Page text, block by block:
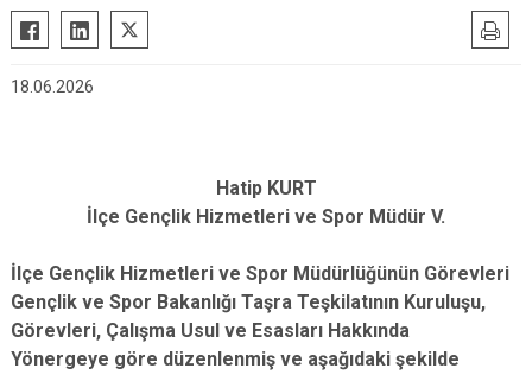
Başkale
Çatak
18.06.2026
Hatip KURT
İlçe Gençlik Hizmetleri ve Spor Müdür V.
İlçe Gençlik Hizmetleri ve Spor Müdürlüğünün Görevleri
Gençlik ve Spor Bakanlığı Taşra Teşkilatının Kuruluşu,
Görevleri, Çalışma Usul ve Esasları Hakkında
Yönergeye göre düzenlenmiş ve aşağıdaki şekilde